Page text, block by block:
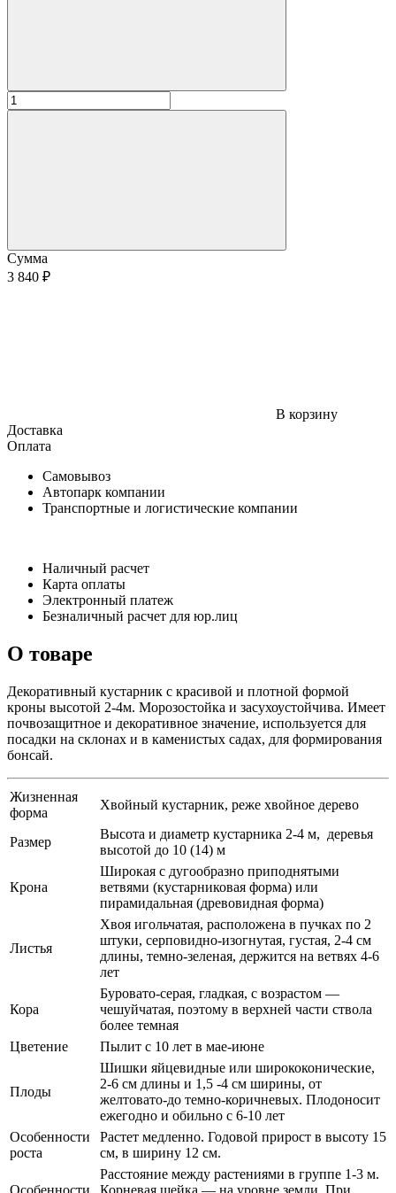
Сумма
3 840 ₽
В корзину
Доставка
Оплата
Самовывоз
Автопарк компании
Транспортные и логистические компании
Наличный расчет
Карта оплаты
Электронный платеж
Безналичный расчет для юр.лиц
О товаре
Декоративный кустарник с красивой и плотной формой
кроны высотой 2-4м. Морозостойка и засухоустойчива. Имеет
почвозащитное и декоративное значение, используется для
посадки на склонах и в каменистых садах, для формирования
бонсай.
Жизненная
форма
Хвойный кустарник, реже хвойное дерево
Размер
Высота и диаметр кустарника 2-4 м, деревья
высотой до 10 (14) м
Крона
Широкая с дугообразно приподнятыми
ветвями (кустарниковая форма) или
пирамидальная (древовидная форма)
Листья
Хвоя игольчатая, расположена в пучках по 2
штуки, серповидно-изогнутая, густая, 2-4 см
длины, темно-зеленая, держится на ветвях 4-6
лет
Кора
Буровато-серая, гладкая, с возрастом —
чешуйчатая, поэтому в верхней части ствола
более темная
Цветение
Пылит с 10 лет в мае-июне
Плоды
Шишки яйцевидные или ширококонические,
2-6 см длины и 1,5 -4 см ширины, от
желтовато-до темно-коричневых. Плодоносит
ежегодно и обильно с 6-10 лет
Особенности
роста
Растет медленно. Годовой прирост в высоту 15
см, в ширину 12 см.
Особенности
Расстояние между растениями в группе 1-3 м.
Корневая шейка — на уровне земли. При